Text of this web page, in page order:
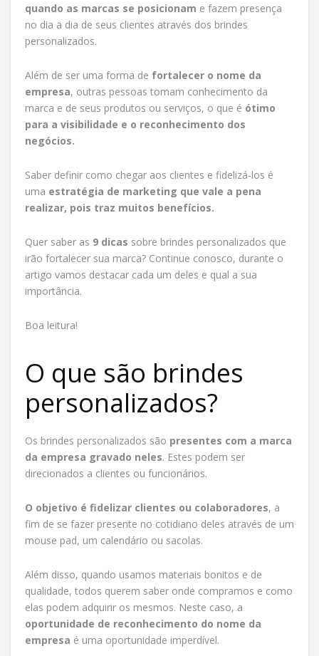
quando as marcas se posicionam e fazem presença
no dia a dia de seus clientes através dos brindes
personalizados.
Além de ser uma forma de fortalecer o nome da
empresa, outras pessoas tomam conhecimento da
marca e de seus produtos ou serviços, o que é ótimo
para a visibilidade e o reconhecimento dos
negócios.
Saber definir como chegar aos clientes e fidelizá-los é
uma estratégia de marketing que vale a pena
realizar, pois traz muitos benefícios.
Quer saber as 9 dicas sobre brindes personalizados que
irão fortalecer sua marca? Continue conosco, durante o
artigo vamos destacar cada um deles e qual a sua
importância.
Boa leitura!
O que são brindes
personalizados?
Os brindes personalizados são presentes com a marca
da empresa gravado neles. Estes podem ser
direcionados a clientes ou funcionários.
O objetivo é fidelizar clientes ou colaboradores, a
fim de se fazer presente no cotidiano deles através de um
mouse pad, um calendário ou sacolas.
Além disso, quando usamos materiais bonitos e de
qualidade, todos querem saber onde compramos e como
elas podem adquirir os mesmos. Neste caso, a
oportunidade de reconhecimento do nome da
empresa é uma oportunidade imperdível.